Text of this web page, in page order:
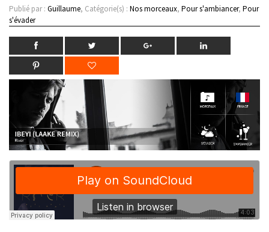
Publié par : Guillaume, Catégorie(s) : Nos morceaux, Pour s'ambiancer, Pour
s'évader